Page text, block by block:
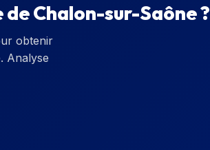
Chalon-sur-Saône?
obtenir
. Analyse